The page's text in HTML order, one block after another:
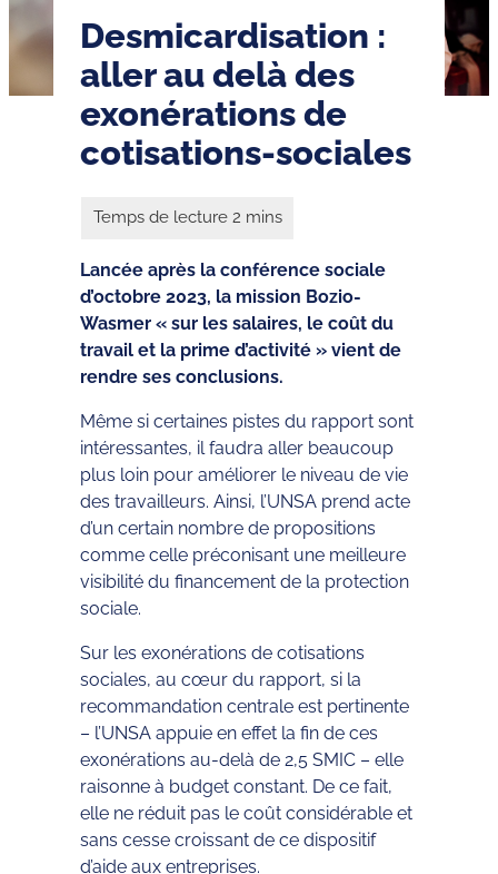
Desmicardisation :
aller au delà des
exonérations de
cotisations-sociales
Lancée après la conférence sociale
d’octobre 2023, la mission Bozio-
Wasmer « sur les salaires, le coût du
travail et la prime d’activité » vient de
rendre ses conclusions.
Même si certaines pistes du rapport sont
intéressantes, il faudra aller beaucoup
plus loin pour améliorer le niveau de vie
des travailleurs. Ainsi, l’UNSA prend acte
d’un certain nombre de propositions
comme celle préconisant une meilleure
visibilité du financement de la protection
sociale.
Sur les exonérations de cotisations
sociales, au cœur du rapport, si la
recommandation centrale est pertinente
– l’UNSA appuie en effet la fin de ces
exonérations au-delà de 2,5 SMIC – elle
raisonne à budget constant. De ce fait,
elle ne réduit pas le coût considérable et
sans cesse croissant de ce dispositif
d’aide aux entreprises.